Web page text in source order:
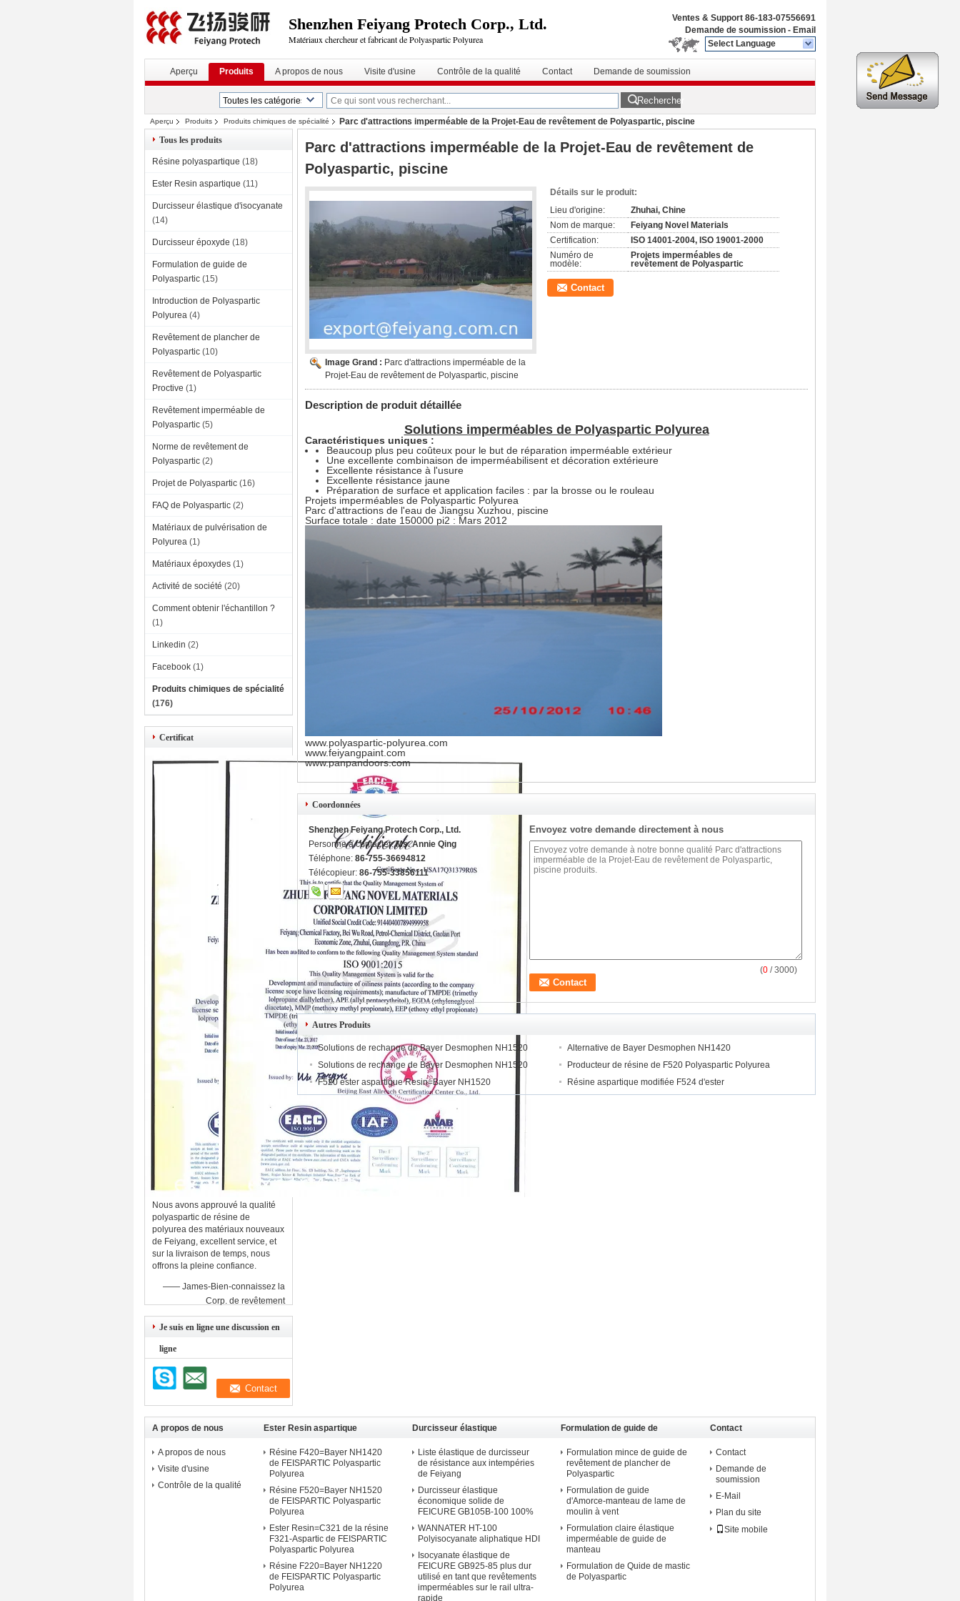
Shenzhen Feiyang Protech Corp., Ltd.
Matériaux chercheur et fabricant de Polyaspartic Polyurea
Ventes & Support 86-183-07556691
Demande de soumission - Email
Select Language
Aperçu Produits A propos de nous Visite d'usine Contrôle de la qualité Contact Demande de soumission
Rechercher
Aperçu Produits Produits chimiques de spécialité
Parc d'attractions imperméable de la Projet-Eau de revêtement de Polyaspartic, piscine
Tous les produits
Résine polyaspartique (18)
Ester Resin aspartique (11)
Durcisseur élastique d'isocyanate
(14)
Durcisseur époxyde (18)
Formulation de guide de
Polyaspartic (15)
Introduction de Polyaspartic
Polyurea (4)
Revêtement de plancher de
Polyaspartic (10)
Revêtement de Polyaspartic
Proctive (1)
Revêtement imperméable de
Polyaspartic (5)
Norme de revêtement de
Polyaspartic (2)
Projet de Polyaspartic (16)
FAQ de Polyaspartic (2)
Matériaux de pulvérisation de
Polyurea (1)
Matériaux époxydes (1)
Activité de société (20)
Comment obtenir l'échantillon ?
(1)
Linkedin (2)
Facebook (1)
Produits chimiques de spécialité
(176)
Certificat
Nous avons approuvé la qualité
polyaspartic de résine de
polyurea des matériaux nouveaux
de Feiyang, excellent service, et
sur la livraison de temps, nous
offrons la pleine confiance.
—— James-Bien-connaissez la
Corp. de revêtement
Je suis en ligne une discussion en
ligne
Parc d'attractions imperméable de la Projet-Eau de revêtement de
Polyaspartic, piscine
Image Grand : Parc d'attractions imperméable de la
Projet-Eau de revêtement de Polyaspartic, piscine
Détails sur le produit:
Lieu d'origine:
Zhuhai, Chine
Nom de marque:
Feiyang Novel Materials
Certification:
ISO 14001-2004, ISO 19001-2000
Numéro de
modèle:
Projets imperméables de
revêtement de Polyaspartic
Contact
Description de produit détaillée
Solutions imperméables de Polyaspartic Polyurea
Caractéristiques uniques :
Beaucoup plus peu coûteux pour le but de réparation imperméable extérieur
Une excellente combinaison de imperméabilisent et décoration extérieure
Excellente résistance à l'usure
Excellente résistance jaune
Préparation de surface et application faciles : par la brosse ou le rouleau
Projets imperméables de Polyaspartic Polyurea
Parc d'attractions de l'eau de Jiangsu Xuzhou, piscine
Surface totale : date 150000 pi2 : Mars 2012
www.polyaspartic-polyurea.com
www.feiyangpaint.com
www.panpandoors.com
Coordonnées
Shenzhen Feiyang Protech Corp., Ltd.
Personne à contacter:Ms. Annie Qing
Téléphone: 86-755-36694812
Télécopieur: 86-755-33856111
Envoyez votre demande directement à nous
(0 / 3000)
Autres Produits
Solutions de rechange de Bayer Desmophen NH1520
Alternative de Bayer Desmophen NH1420
Solutions de rechange de Bayer Desmophen NH1520
Producteur de résine de F520 Polyaspartic Polyurea
F520 ester aspartique Resin=Bayer NH1520
Résine aspartique modifiée F524 d'ester
A propos de nous
A propos de nous
Visite d'usine
Contrôle de la qualité
Ester Resin aspartique
Résine F420=Bayer NH1420
de FEISPARTIC Polyaspartic
Polyurea
Résine F520=Bayer NH1520
de FEISPARTIC Polyaspartic
Polyurea
Ester Resin=C321 de la résine
F321-Aspartic de FEISPARTIC
Polyaspartic Polyurea
Résine F220=Bayer NH1220
de FEISPARTIC Polyaspartic
Polyurea
Durcisseur élastique
d'isocyanate
Liste élastique de durcisseur
de résistance aux intempéries
de Feiyang
Durcisseur élastique
économique solide de
FEICURE GB105B-100 100%
WANNATER HT-100
Polyisocyanate aliphatique HDI
Isocyanate élastique de
FEICURE GB925-85 plus dur
utilisé en tant que revêtements
imperméables sur le rail ultra-
rapide
Formulation de guide de
Polyaspartic
Formulation mince de guide de
revêtement de plancher de
Polyaspartic
Formulation de guide
d'Amorce-manteau de lame de
moulin à vent
Formulation claire élastique
imperméable de guide de
manteau
Formulation de Quide de mastic
de Polyaspartic
Contact
Contact
Demande de
soumission
E-Mail
Plan du site
Site mobile